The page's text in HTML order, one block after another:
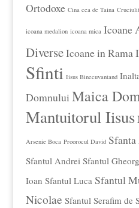
Ortodoxe Cina cea de Taina
icoana medalion icoana mica Icoane
DiverseIcoane in Rama
Sfinti Iisus Binecuvantand
Domnului Maica
Mantuitorul Iisus
Arsenie Boca Proorocul David
Sfantul Andrei Sfantul
Ioan Sfantul Luca Sfantul
Nicolae Sfantul Serafim de